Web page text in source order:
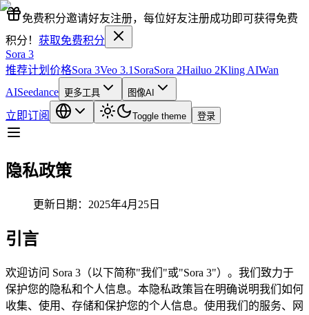
免费积分邀请好友注册，每位好友注册成功即可获得免费
积分！ 获取免费积分
Sora 3
推荐计划 价格Sora 3Veo 3.1 SoraSora 2Hailuo 2Kling AIWan
AISeedance 更多工具 图像AI
立即订阅 Toggle theme 登录
隐私政策
更新日期：2025年4月25日
引言
欢迎访问 Sora 3（以下简称"我们"或"Sora 3"）。我们致力于
保护您的隐私和个人信息。本隐私政策旨在明确说明我们如何
收集、使用、存储和保护您的个人信息。使用我们的服务、网